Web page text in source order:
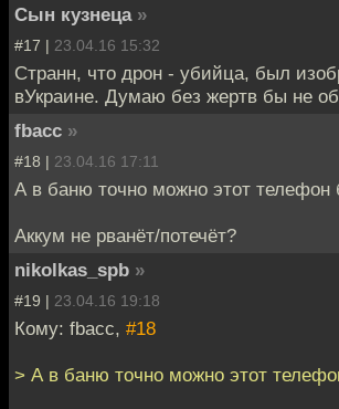
Сын кузнеца »
#17 | 23.04.16 15:32
Странн, что дрон - убийца, был
вУкраине. Думаю без жертв бы не
fbacc »
#18 | 23.04.16 17:11
А в баню точно можно этот телефон
Аккум не рванёт/потечёт?
nikolkas_spb »
#19 | 23.04.16 19:18
Кому: fbacc, #18
> А в баню точно можно этот